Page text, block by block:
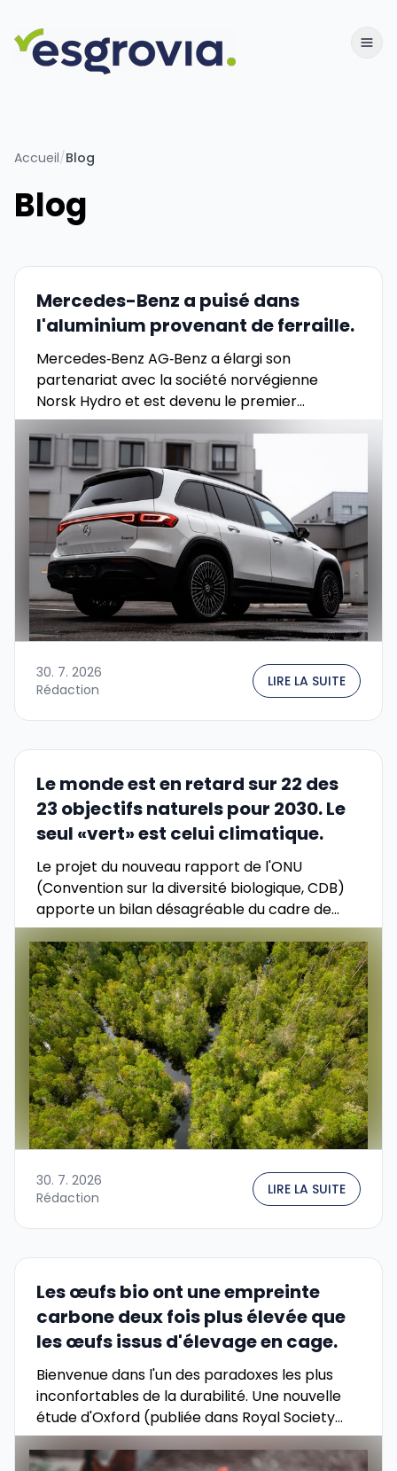
Accueil/Blog
Blog
Mercedes-Benz a puisé dans
l'aluminium provenant de ferraille.
Mercedes‑Benz AG‑Benz a élargi son
partenariat avec la société norvégienne
Norsk Hydro et est devenu le premier
constructeur automobile en Europe à utiliser
de l’aluminium recyclé dans la production en …
30. 7. 2026
Rédaction
LIRE LA SUITE
Le monde est en retard sur 22 des
23 objectifs naturels pour 2030. Le
seul «vert» est celui climatique.
Le projet du nouveau rapport de l'ONU
(Convention sur la diversité biologique, CDB)
apporte un bilan désagréable du cadre de
Kunming-Montréal — surnommé «Accord de
Paris pour la nature». Sur …
30. 7. 2026
Rédaction
LIRE LA SUITE
Les œufs bio ont une empreinte
carbone deux fois plus élevée que
les œufs issus d'élevage en cage.
Bienvenue dans l'un des paradoxes les plus
inconfortables de la durabilité. Une nouvelle
étude d'Oxford (publiée dans Royal Society
Open Science) remet en cause une intuition
consommateur répandue : que …